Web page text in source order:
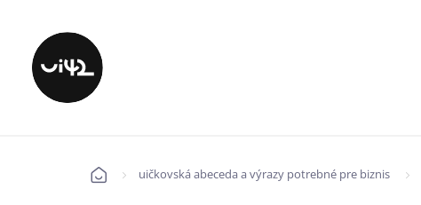
Úvod uičkovská abeceda a výrazy potrebné pre biznis